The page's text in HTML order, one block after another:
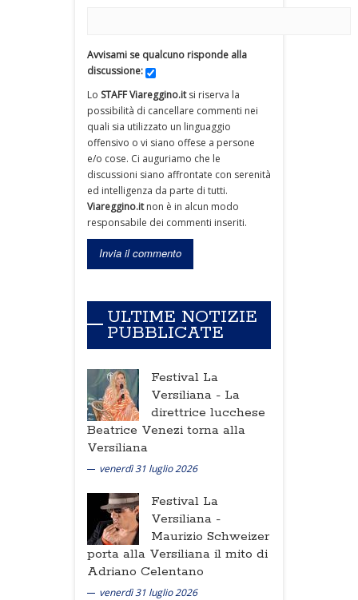
Avvisami se qualcuno risponde alla
discussione:
Lo STAFF Viareggino.itsi riserva la
possibilità di cancellare commenti nei
quali sia utilizzato un linguaggio
offensivo o vi siano offese a persone
e/o cose. Ci auguriamo che le
discussioni siano affrontate con serenità
ed intelligenza da parte di tutti.
Viareggino.itnon è in alcun modo
responsabile dei commenti inseriti.
ULTIME NOTIZIE
PUBBLICATE
Festival La
Versiliana - La
direttrice lucchese
Beatrice Venezi torna alla
Versiliana
venerdì 31 luglio 2026
Festival La
Versiliana -
Maurizio Schweizer
porta alla Versiliana il mito di
Adriano Celentano
venerdì 31 luglio 2026